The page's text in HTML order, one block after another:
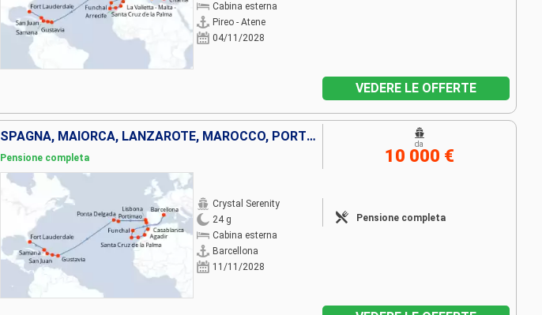
Cabina esterna
Pireo - Atene
04/11/2028
VEDERE LE OFFERTE
SPAGNA, MAIORCA, LANZAROTE, MAROCCO, PORTOGALLO, FRANCIA, PORTORICO, REPUBBLICA DOMINICANA, ISOLE TURKS E CAICOS, STATI UNITI
Pensione completa
Crystal Serenity
24 g
Cabina esterna
Barcellona
11/11/2028
Pensione completa
da
10 000 €